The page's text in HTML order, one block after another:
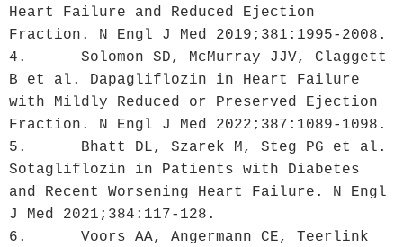
Heart Failure and Reduced Ejection
Fraction. N Engl J Med 2019;381:1995-2008.
4.	Solomon SD, McMurray JJV, Claggett
B et al. Dapagliflozin in Heart Failure
with Mildly Reduced or Preserved Ejection
Fraction. N Engl J Med 2022;387:1089-1098.
5.	Bhatt DL, Szarek M, Steg PG et al.
Sotagliflozin in Patients with Diabetes
and Recent Worsening Heart Failure. N Engl
J Med 2021;384:117-128.
6.	Voors AA, Angermann CE, Teerlink